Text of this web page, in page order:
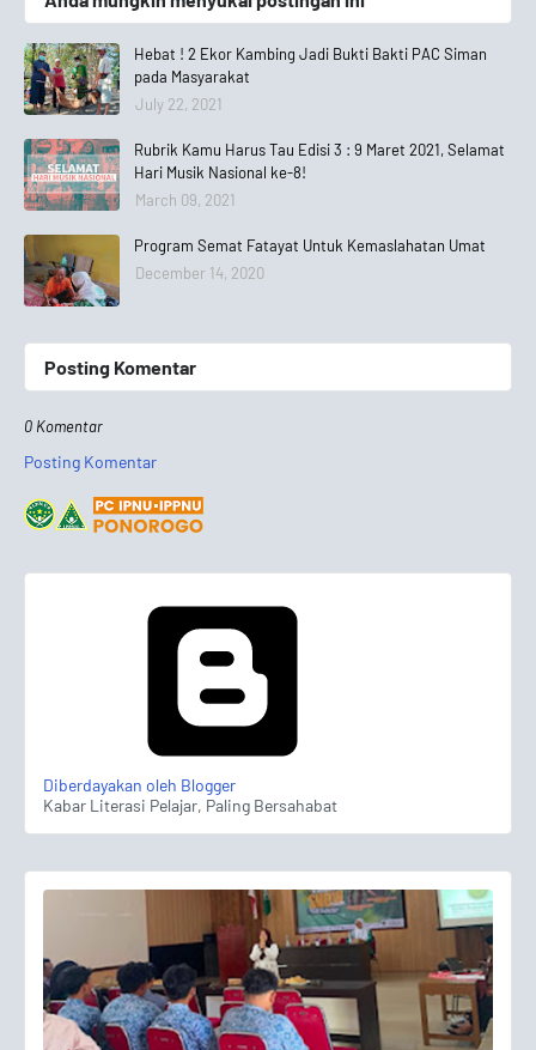
Hebat ! 2 Ekor Kambing Jadi Bukti Bakti PAC Siman
pada Masyarakat
July 22, 2021
Rubrik Kamu Harus Tau Edisi 3 : 9 Maret 2021, Selamat
Hari Musik Nasional ke-8!
March 09, 2021
Program Semat Fatayat Untuk Kemaslahatan Umat
December 14, 2020
Posting Komentar
0 Komentar
Posting Komentar
Diberdayakan oleh Blogger
Kabar Literasi Pelajar, Paling Bersahabat